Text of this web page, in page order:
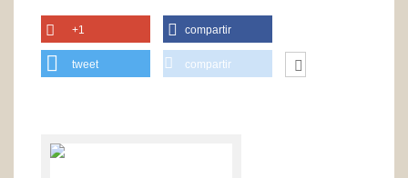
+1 compartir
tweet compartir